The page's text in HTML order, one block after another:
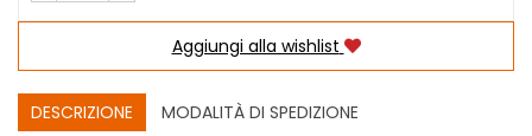
Aggiungi alla wishlist
DESCRIZIONE
MODALITÀ DI SPEDIZIONE